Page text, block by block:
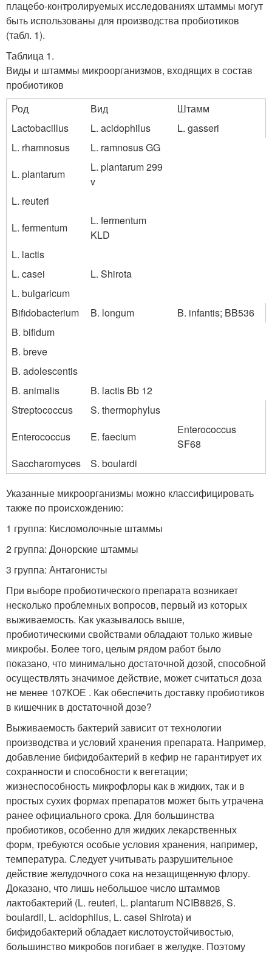
плацебо-контролируемых исследованиях штаммы могут
быть использованы для производства пробиотиков
(табл. 1).
Таблица 1.
Виды и штаммы микроорганизмов, входящих в состав
пробиотиков
Род
Вид
Штамм
Lactobacillus
L. acidophilus
L. gasseri
L. rhamnosus
L. ramnosus GG
L. plantarum
L. plantarum 299
v
L. reuteri
L. fermentum
L. fermentum
KLD
L. lactis
L. casei
L. Shirota
L. bulgaricum
Bifidobacterium
B. longum
B. infantis; BB536
B. bifidum
B. breve
B. adolescentis
B. animalis
B. lactis Bb 12
Streptococcus
S. thermophylus
Enterococcus
E. faecium
Enterococcus
SF68
Saccharomyces
S. boulardi
Указанные микроорганизмы можно классифицировать
также по происхождению:
1 группа: Кисломолочные штаммы
2 группа: Донорские штаммы
3 группа: Антагонисты
При выборе пробиотического препарата возникает
несколько проблемных вопросов, первый из которых
выживаемость. Как указывалось выше,
пробиотическими свойствами обладают только живые
микробы. Более того, целым рядом работ было
показано, что минимально достаточной дозой, способной
осуществлять значимое действие, может считаться доза
не менее 107КОЕ . Как обеспечить доставку пробиотиков
в кишечник в достаточной дозе?
Выживаемость бактерий зависит от технологии
производства и условий хранения препарата. Например,
добавление бифидобактерий в кефир не гарантирует их
сохранности и способности к вегетации;
жизнеспособность микрофлоры как в жидких, так и в
простых сухих формах препаратов может быть утрачена
ранее официального срока. Для большинства
пробиотиков, особенно для жидких лекарственных
форм, требуются особые условия хранения, например,
температура. Следует учитывать разрушительное
действие желудочного сока на незащищенную флору.
Доказано, что лишь небольшое число штаммов
лактобактерий (L. reuteri, L. plantarum NCIB8826, S.
boulardii, L. acidophilus, L. casei Shirota) и
бифидобактерий обладает кислотоустойчивостью,
большинство микробов погибает в желудке. Поэтому